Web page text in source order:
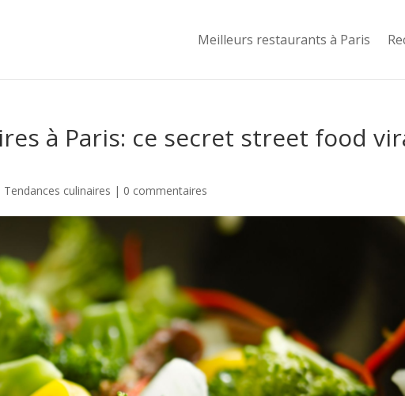
Meilleurs restaurants à Paris
à Paris: ce secret street food
Tendances culinaires | 0 commentaires